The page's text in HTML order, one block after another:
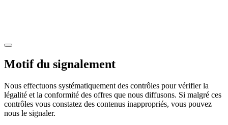
Motif du signalement
Nous effectuons systématiquement des contrôles pour vérifier la
légalité et la conformité des offres que nous diffusons. Si malgré ces
contrôles vous constatez des contenus inappropriés, vous pouvez
nous le signaler.